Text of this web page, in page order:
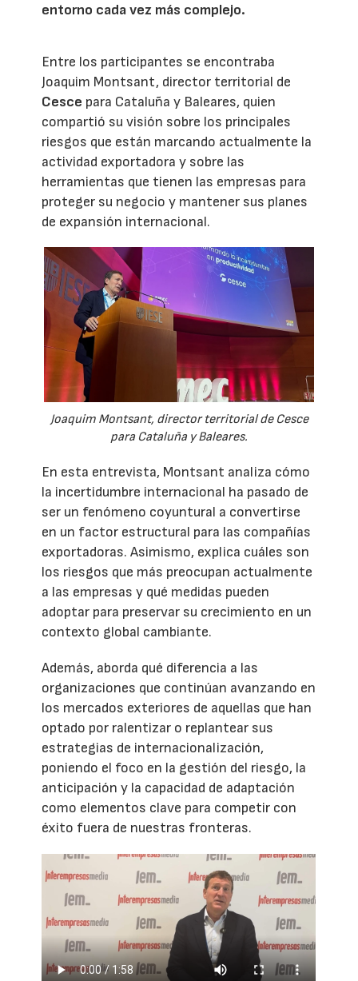
entorno cada vez más complejo.
Entre los participantes se encontraba
Joaquim Montsant, director territorial de
Cesce para Cataluña y Baleares, quien
compartió su visión sobre los principales
riesgos que están marcando actualmente la
actividad exportadora y sobre las
herramientas que tienen las empresas para
proteger su negocio y mantener sus planes
de expansión internacional.
Joaquim Montsant, director territorial de Cesce
para Cataluña y Baleares.
En esta entrevista, Montsant analiza cómo
la incertidumbre internacional ha pasado de
ser un fenómeno coyuntural a convertirse
en un factor estructural para las compañías
exportadoras. Asimismo, explica cuáles son
los riesgos que más preocupan actualmente
a las empresas y qué medidas pueden
adoptar para preservar su crecimiento en un
contexto global cambiante.
Además, aborda qué diferencia a las
organizaciones que continúan avanzando en
los mercados exteriores de aquellas que han
optado por ralentizar o replantear sus
estrategias de internacionalización,
poniendo el foco en la gestión del riesgo, la
anticipación y la capacidad de adaptación
como elementos clave para competir con
éxito fuera de nuestras fronteras.